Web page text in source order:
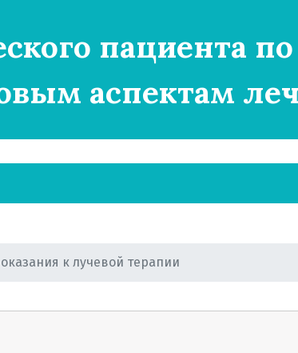
пациента
аспектам
к лучевой терапии